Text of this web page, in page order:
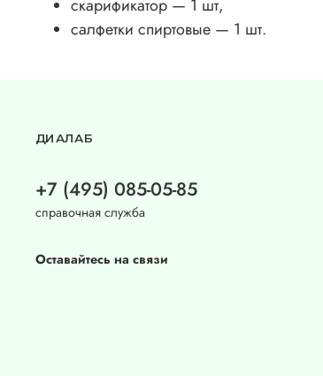
скарификатор — 1 шт,
салфетки спиртовые — 1 шт.
ДИАЛАБ
+7 (495) 085-05-85
справочная служба
Оставайтесь на связи